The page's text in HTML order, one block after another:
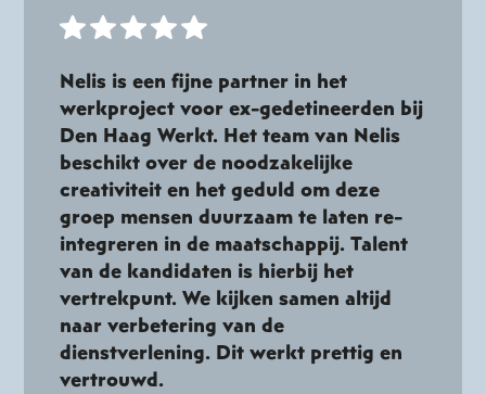
Nelis is een fijne partner in het
werkproject voor ex-gedetineerden bij
Den Haag Werkt. Het team van Nelis
beschikt over de noodzakelijke
creativiteit en het geduld om deze
groep mensen duurzaam te laten re-
integreren in de maatschappij. Talent
van de kandidaten is hierbij het
vertrekpunt. We kijken samen altijd
naar verbetering van de
dienstverlening. Dit werkt prettig en
vertrouwd.